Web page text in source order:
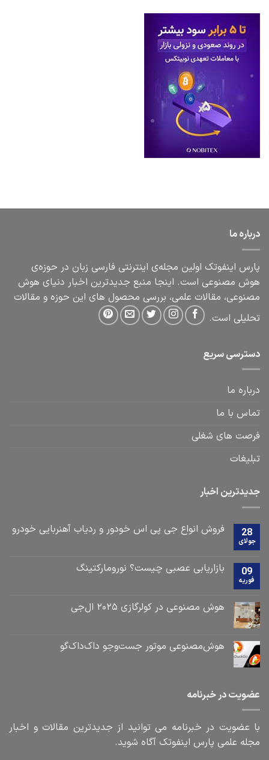
درباره ما
پارس اینفوتک اولین مجله‌ی اینترنتی فارسی زبان در حوزه‌ی
هوش مصنوعی است. اینجا منبع جدیدترین اخبار دنیای هوش
مصنوعی، مقالات علمی، بررسی محصول های این حوزه و مقالات
تحلیلی است.
دسترسی سریع
درباره ما
تماس با ما
فرصت های شغلی
تبلیغات
جدیدترین اخبار
28
جولای
فروش انواع جی پی اس خودور و ردیاب آهنربایی خودرو
09
فوریه
بازاریابی عصبی چیست؟ نورومارکتینگ
هوش مصنوعی در کولرگازی ۲۰۲۵ ال‌جی
هوش‌مصنوعی موتور جست‌و‌جو داک‌داک‌گو
عضویت در خبرنامه
با عضویت در خبرنامه می توانید از جدیدترین مقالات و اخبار
مجله علمی پارس اینفوتک آگاه شوید.